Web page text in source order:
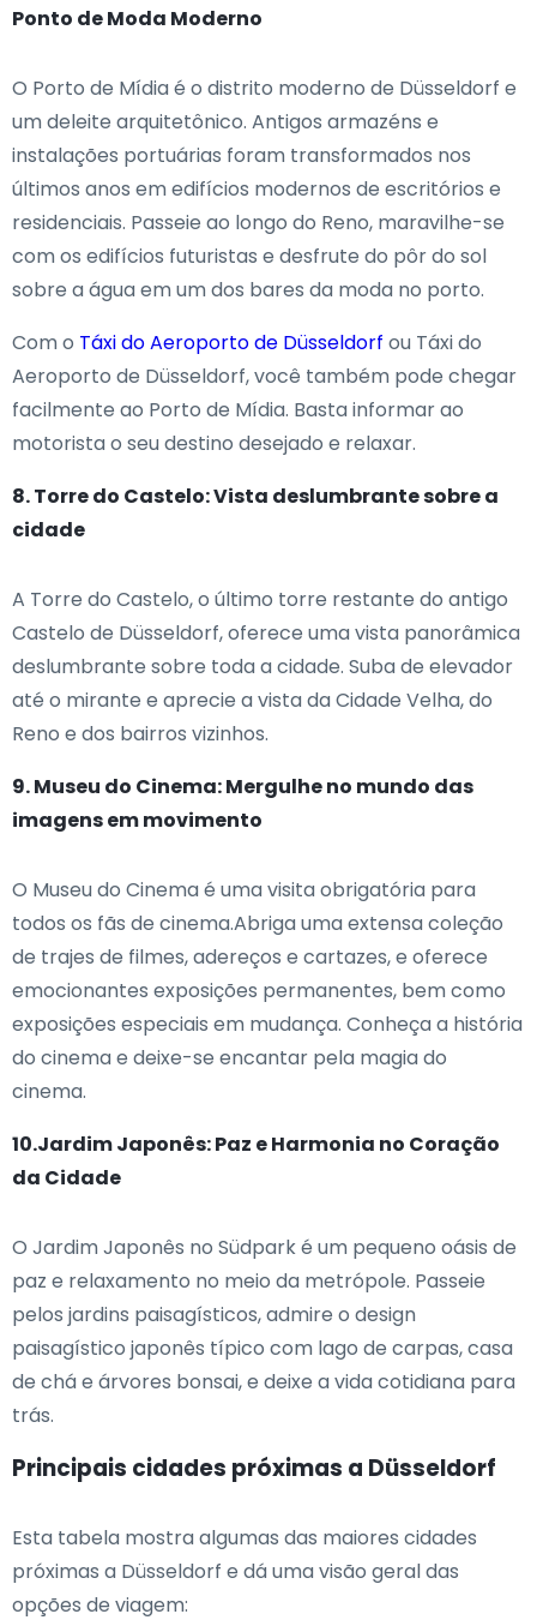
Ponto de Moda Moderno
O Porto de Mídia é o distrito moderno de Düsseldorf e
um deleite arquitetônico. Antigos armazéns e
instalações portuárias foram transformados nos
últimos anos em edifícios modernos de escritórios e
residenciais. Passeie ao longo do Reno, maravilhe-se
com os edifícios futuristas e desfrute do pôr do sol
sobre a água em um dos bares da moda no porto.
Com o Táxi do Aeroporto de Düsseldorf ou Táxi do
Aeroporto de Düsseldorf, você também pode chegar
facilmente ao Porto de Mídia. Basta informar ao
motorista o seu destino desejado e relaxar.
8. Torre do Castelo: Vista deslumbrante sobre a
cidade
A Torre do Castelo, o último torre restante do antigo
Castelo de Düsseldorf, oferece uma vista panorâmica
deslumbrante sobre toda a cidade. Suba de elevador
até o mirante e aprecie a vista da Cidade Velha, do
Reno e dos bairros vizinhos.
9. Museu do Cinema: Mergulhe no mundo das
imagens em movimento
O Museu do Cinema é uma visita obrigatória para
todos os fãs de cinema.Abriga uma extensa coleção
de trajes de filmes, adereços e cartazes, e oferece
emocionantes exposições permanentes, bem como
exposições especiais em mudança. Conheça a história
do cinema e deixe-se encantar pela magia do
cinema.
10.Jardim Japonês: Paz e Harmonia no Coração
da Cidade
O Jardim Japonês no Südpark é um pequeno oásis de
paz e relaxamento no meio da metrópole. Passeie
pelos jardins paisagísticos, admire o design
paisagístico japonês típico com lago de carpas, casa
de chá e árvores bonsai, e deixe a vida cotidiana para
trás.
Principais cidades próximas a Düsseldorf
Esta tabela mostra algumas das maiores cidades
próximas a Düsseldorf e dá uma visão geral das
opções de viagem: